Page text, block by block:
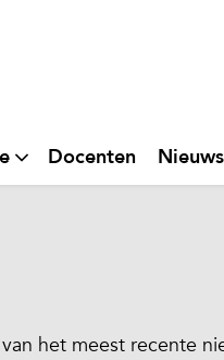
Docenten Nieuws
het meest recente